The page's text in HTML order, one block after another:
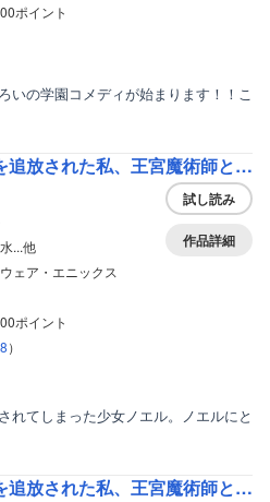
ポイント
いの学園コメディが始まります！！こ
ブラック魔道具師ギルドを追放された私、王宮魔術師として拾われる ～ホワイトな宮廷で、幸せな新生活を始めます！～
...他
ェア・エニックス
ポイント
8）
試し読み
作品詳細
れてしまった少女ノエル。ノエルにと
ブラック魔道具師ギルドを追放された私、王宮魔術師として拾われる ～ホワイトな宮廷で、幸せな新生活を始めます！～（コミック）【デジタル版限定特典付き】